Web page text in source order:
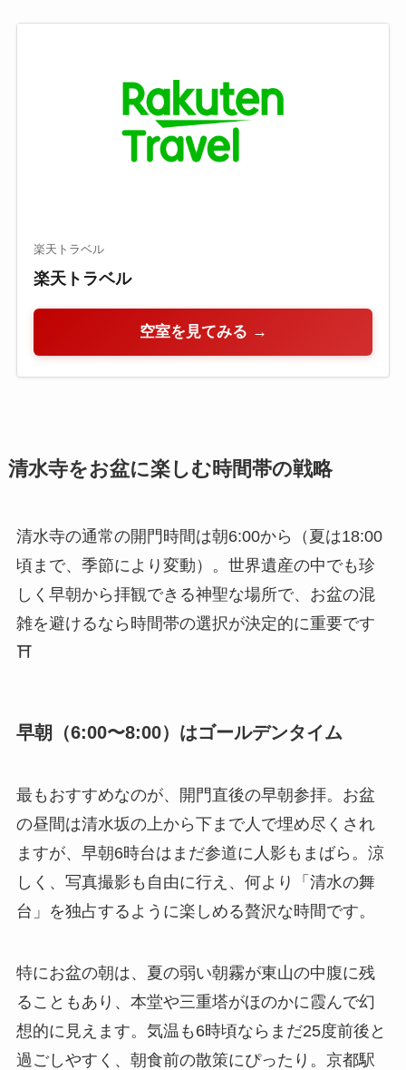
楽天トラベル
楽天トラベル
空室を見てみる →
清水寺をお盆に楽しむ時間帯の戦略
清水寺の通常の開門時間は朝6:00から（夏は18:00
頃まで、季節により変動）。世界遺産の中でも珍
しく早朝から拝観できる神聖な場所で、お盆の混
雑を避けるなら時間帯の選択が決定的に重要です
⛩️
早朝（6:00〜8:00）はゴールデンタイム
最もおすすめなのが、開門直後の早朝参拝。お盆
の昼間は清水坂の上から下まで人で埋め尽くされ
ますが、早朝6時台はまだ参道に人影もまばら。涼
しく、写真撮影も自由に行え、何より「清水の舞
台」を独占するように楽しめる贅沢な時間です。
特にお盆の朝は、夏の弱い朝霧が東山の中腹に残
ることもあり、本堂や三重塔がほのかに霞んで幻
想的に見えます。気温も6時頃ならまだ25度前後と
過ごしやすく、朝食前の散策にぴったり。京都駅